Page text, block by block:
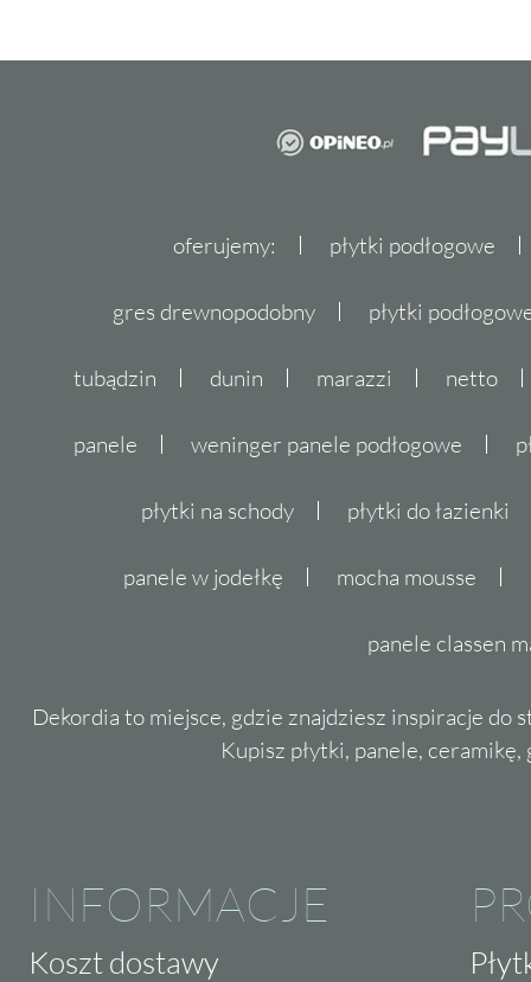
oferujemy: płytki podłogowe
gres drewnopodobny płytki
tubądzin dunin marazzi netto
panele weninger panele podłogowe
płytki na schody płytki do łazienki
panele w jodełkę mocha mousse
panele classen
Dekordia to miejsce, gdzie znajdziesz inspiracje do
Kupisz płytki, panele,
INFORMACJE
Koszt dostawy